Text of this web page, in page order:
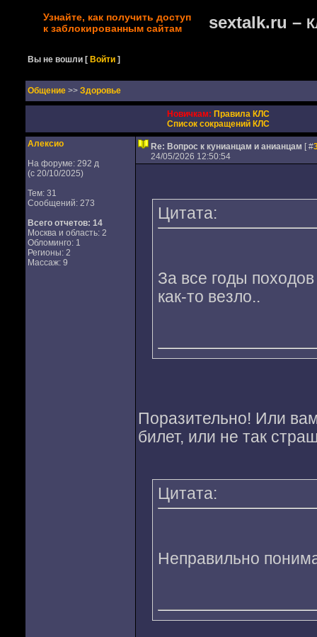
Узнайте, как получить доступ
к заблокированным сайтам
sextalk.ru –
Вы не вошли [Войти ]
Oбщение >> Здоровье
Новичкам: Правила КЛС
Список сокращений КЛС
Алексио
На форуме: 292 д
(с 20/10/2025)
Тем: 31
Сообщений: 273
Всего отчетов: 14
Москва и область: 2
Обломинго: 1
Регионы: 2
Массаж: 9
Re: Вопрос к кунианцам и анианцам [ #
24/05/2026 12:50:54
Цитата:
За все годы
как-то везло..
Поразительно! Или
билет, или не так
Цитата:
Неправильно